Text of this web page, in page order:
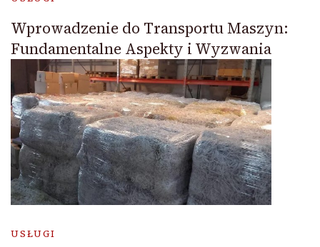
Wprowadzenie do Transportu Maszyn:
Fundamentalne Aspekty i Wyzwania
USŁUGI